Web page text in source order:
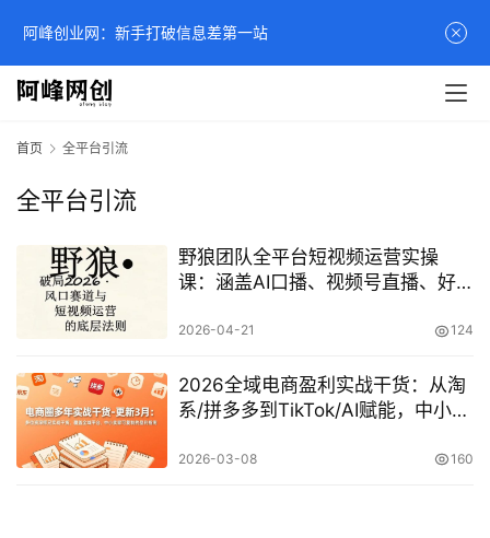
首页 全平台引流
全平台引流
野狼团队全平台短视频运营实操
课：涵盖AI口播、视频号直播、好
2026-04-21 124
2026全域电商盈利实战干货：从淘
系/拼多多到TikTok/AI赋能，中小卖
2026-03-08 160
阿峰创业网：新手打破信息差第一站